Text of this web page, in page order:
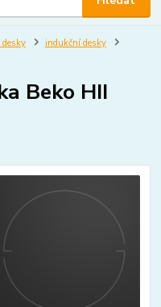
desky
indukční desky
Beko HII